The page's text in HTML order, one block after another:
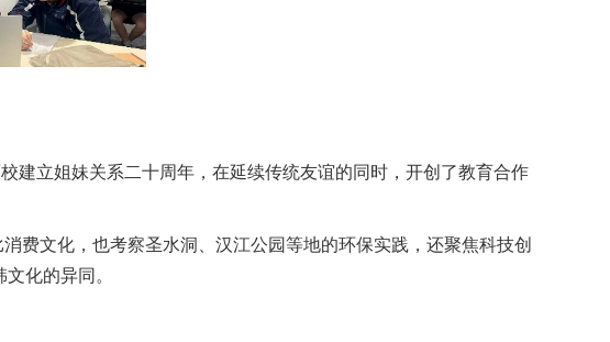
建立姐妹关系二十周年，在延续传统友谊的同时，开创了教育合作
费文化，也考察圣水洞、汉江公园等地的环保实践，还聚焦科技创
化的异同。